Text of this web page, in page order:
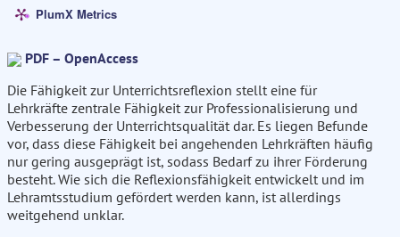
PlumX Metrics
PDF – OpenAccess
Die Fähigkeit zur Unterrichtsreflexion stellt eine für
Lehrkräfte zentrale Fähigkeit zur Professionalisierung und
Verbesserung der Unterrichtsqualität dar. Es liegen Befunde
vor, dass diese Fähigkeit bei angehenden Lehrkräften häufig
nur gering ausgeprägt ist, sodass Bedarf zu ihrer Förderung
besteht. Wie sich die Reflexionsfähigkeit entwickelt und im
Lehramtsstudium gefördert werden kann, ist allerdings
weitgehend unklar.